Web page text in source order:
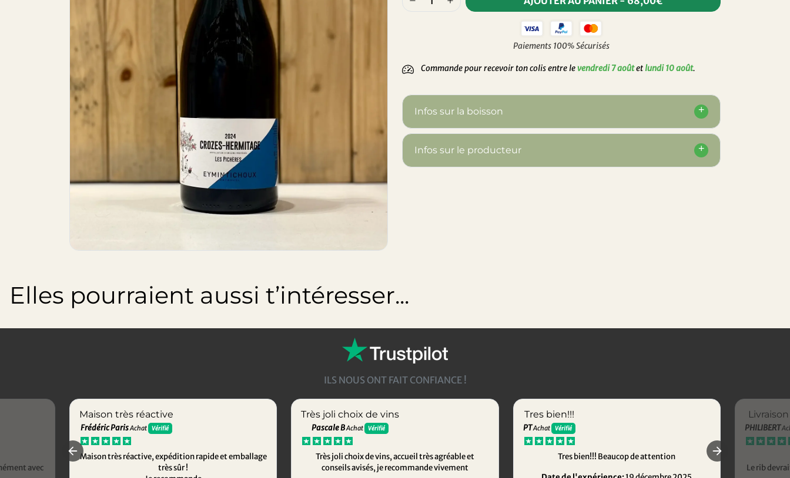
Paiements 100% Sécurisés
Commande pour recevoir ton colis entre levendredi 7 aoûtetlundi 10 août.
Infos sur la boisson
Infos sur le producteur
Elles pourraient aussi t’intéresser...
ILS NOUS ONT FAIT CONFIANCE !
avec
Maison très réactive
Frédéric ParisAchat Vérifié
Maison très réactive, expédition rapide et emballage
très sûr !
Très joli choix de vins
Pascale BAchat Vérifié
Très joli choix de vins, accueil très agréable et
conseils avisés, je recommande vivement
Tres bien!!!
PTAchat Vérifié
Tres bien!!! Beaucop de attention
PHILIBERT
Le rib